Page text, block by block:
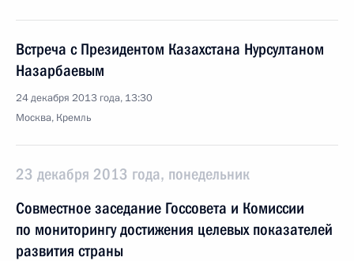
Встреча с Президентом Казахстана Нурсултаном
Назарбаевым
24 декабря 2013 года, 13:30
Москва, Кремль
23 декабря 2013 года, понедельник
Совместное заседание Госсовета и Комиссии
по мониторингу достижения целевых показателей
развития страны